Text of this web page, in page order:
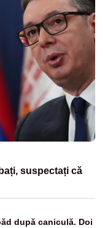
suspectați că
după caniculă. Doi